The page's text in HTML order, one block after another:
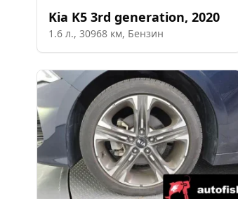
Kia K5 3rd generation, 2020
1.6 л., 30968 км, Бензин